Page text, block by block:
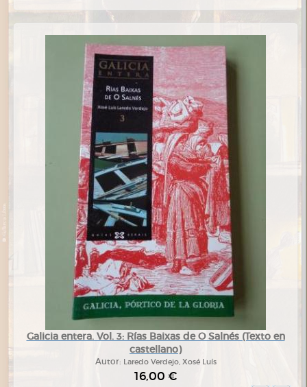
Galicia entera. Vol. 3: Rías Baixas de O Salnés (Texto en
castellano)
Autor: Laredo Verdejo, Xosé Luís
16,00 €